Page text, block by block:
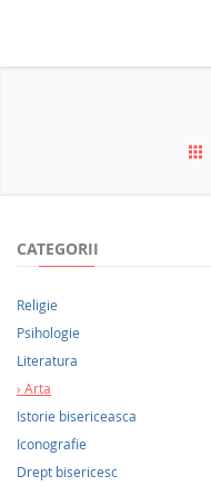
CATEGORII
Religie
Psihologie
Literatura
Arta
Istorie bisericeasca
Iconografie
Drept bisericesc